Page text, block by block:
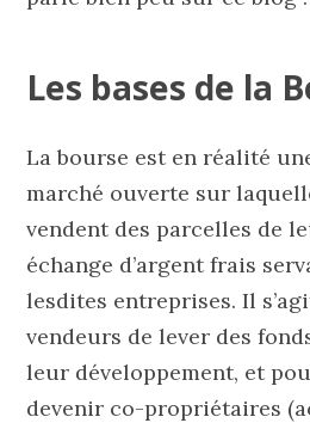
Les bases de la
La bourse est en réalité
marché ouverte sur
vendent des parcelles de
échange d’argent frais
lesdites entreprises. Il
vendeurs de lever des
leur développement, et
devenir co-propriétaires